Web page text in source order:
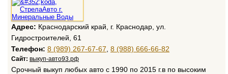
Адрес: Краснодарский край, г. Краснодар, ул.
Гидростроителей, 61
Телефон: 8 (989) 267-67-67 8 (988) 666-66-82
Сайт: выкуп-авто93.рф
Срочный выкуп любых авто с 1990 по 2015 г.в по высоким